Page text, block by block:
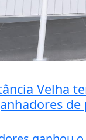
Velha